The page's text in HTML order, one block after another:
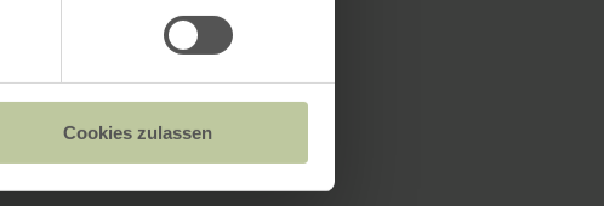
Cookies zulassen